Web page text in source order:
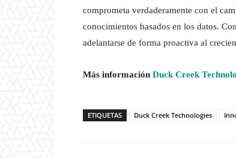
comprometa verdaderamente con el
conocimientos basados en los datos.
adelantarse de forma proactiva al
Más información Duck Creek
ETIQUETAS Duck Creek Technologies